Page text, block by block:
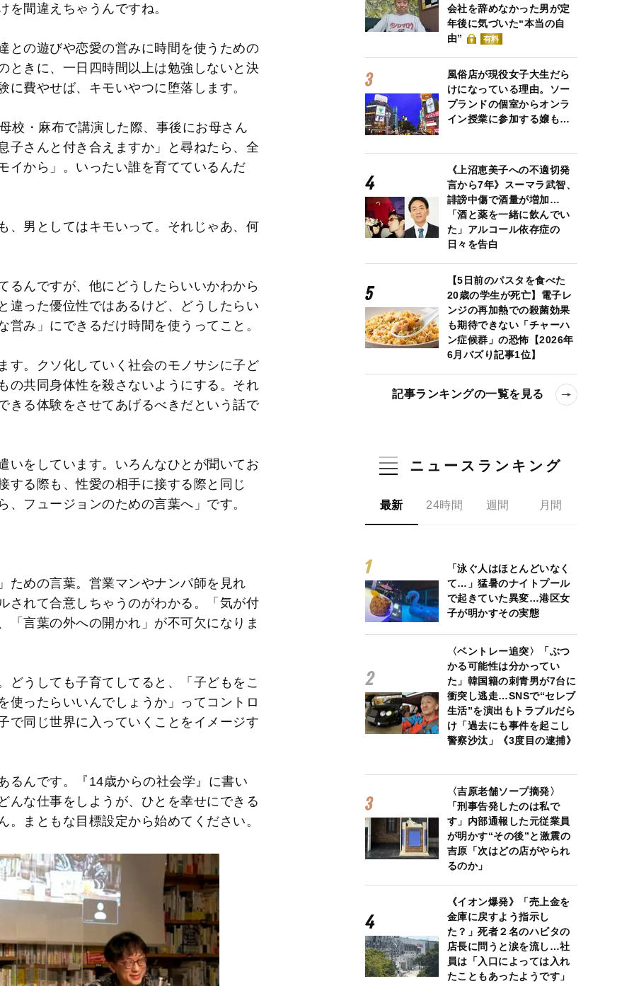
を間違えちゃうんですね。
との遊びや恋愛の営みに時間を使うための
ときに、一日四時間以上は勉強しないと決
費やせば、キモいやつに堕落します。
校・麻布で講演した際、事後にお母さん
子さんと付き合えますか」と尋ねたら、全
イから」。いったい誰を育てているんだ
男としてはキモいって。それじゃあ、何
んですが、他にどうしたらいいかわから
違った優位性ではあるけど、どうしたらい
み」にできるだけ時間を使うってこと。
。クソ化していく社会のモノサシに子ど
の共同身体性を殺さないようにする。それ
きる体験をさせてあげるべきだという話で
をしています。いろんなひとが聞いてお
する際も、性愛の相手に接する際と同じ
フュージョンのための言葉へ」です。
めの言葉。営業マンやナンパ師を見れ
されて合意しちゃうのがわかる。「気が付
「言葉の外への開かれ」が不可欠になりま
うしても子育てしてると、「子どもをこ
使ったらいいんでしょうか」ってコントロ
で同じ世界に入っていくことをイメージす
んです。『14歳からの社会学』に書い
んな仕事をしようが、ひとを幸せにできる
まともな目標設定から始めてください。
会社を辞めなかった男が定
年後に気づいた“本当の自
由”
有料
風俗店が現役女子大生だら
けになっている理由。ソー
プランドの個室からオンラ
イン授業に参加する嬢も…
《上沼恵美子への不適切発
言から7年》スーマラ武智、
誹謗中傷で酒量が増加…
「酒と薬を一緒に飲んでい
た」アルコール依存症の
日々を告白
【5日前のパスタを食べた
20歳の学生が死亡】電子レ
ンジの再加熱での殺菌効果
も期待できない「チャーハ
ン症候群」の恐怖【2026年
6月バズり記事1位】
記事ランキングの一覧を見る
ニュースランキング
最新 24時間 週間 月間
「泳ぐ人はほとんどいなく
て…」猛暑のナイトプール
で起きていた異変…港区女
子が明かすその実態
〈ベントレー追突〉「ぶつ
かる可能性は分かってい
た」韓国籍の刺青男が7台に
衝突し逃走…SNSで“セレブ
生活”を演出もトラブルだら
け「過去にも事件を起こし
警察沙汰」《3度目の逮捕》
〈吉原老舗ソープ摘発〉
「刑事告発したのは私で
す」内部通報した元従業員
が明かす“その後”と激震の
吉原「次はどの店がやられ
るのか」
《イオン爆発》「売上金を
金庫に戻すよう指示し
た？」死者２名のハビタの
店長に問うと涙を流し…社
員は「入口によっては入れ
たこともあったようです」